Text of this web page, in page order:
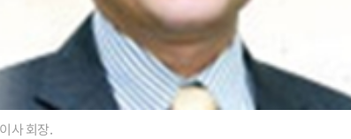
사 회장.